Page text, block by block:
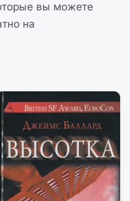
вы можете
на